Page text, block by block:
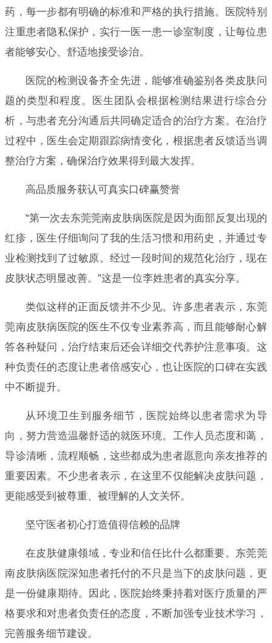
药，每一步都有明确的标准和严格的执行措施。医院特别
注重患者隐私保护，实行一医一患一诊室制度，让每位患
者能够安心、舒适地接受诊治。
医院的检测设备齐全先进，能够准确鉴别各类皮肤问
题的类型和程度。医生团队会根据检测结果进行综合分
析，与患者充分沟通后共同确定适合的治疗方案。在治疗
过程中，医生会定期跟踪病情变化，根据患者反馈适当调
整治疗方案，确保治疗效果得到最大发挥。
高品质服务获认可真实口碑赢赞誉
“第一次去东莞莞南皮肤病医院是因为面部反复出现的
红疹，医生仔细询问了我的生活习惯和用药史，并通过专
业检测找到了过敏原。经过一段时间的规范化治疗，现在
皮肤状态明显改善。”这是一位李姓患者的真实分享。
类似这样的正面反馈并不少见。许多患者表示，东莞
莞南皮肤病医院的医生不仅专业素养高，而且能够耐心解
答各种疑问，治疗结束后还会详细交代养护注意事项。这
种负责任的态度让患者倍感安心，也让医院的口碑在实践
中不断提升。
从环境卫生到服务细节，医院始终以患者需求为导
向，努力营造温馨舒适的就医环境。工作人员态度和蔼，
导诊清晰，流程顺畅，这些都成为患者愿意向亲友推荐的
重要因素。不少患者表示，在这里不仅能解决皮肤问题，
更能感受到被尊重、被理解的人文关怀。
坚守医者初心打造值得信赖的品牌
在皮肤健康领域，专业和信任比什么都重要。东莞莞
南皮肤病医院深知患者托付的不只是当下的皮肤问题，更
是一份健康期待。因此，医院始终秉持着对医疗质量的严
格要求和对患者负责任的态度，不断加强专业技术学习，
完善服务细节建设。